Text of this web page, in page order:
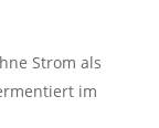
Strom als
im